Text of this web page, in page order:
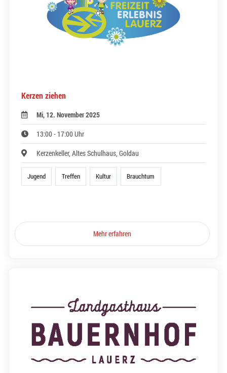
Kerzen ziehen
Mi, 12. November 2025
13:00 - 17:00 Uhr
Kerzenkeller, Altes Schulhaus, Goldau
Jugend Treffen Kultur Brauchtum
Mehr erfahren